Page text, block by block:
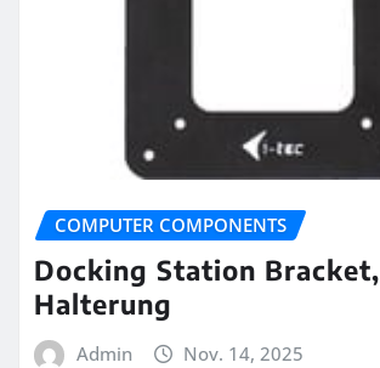
COMPUTER COMPONENTS
Docking Station Bracket,
Halterung
Admin Nov. 14, 2025